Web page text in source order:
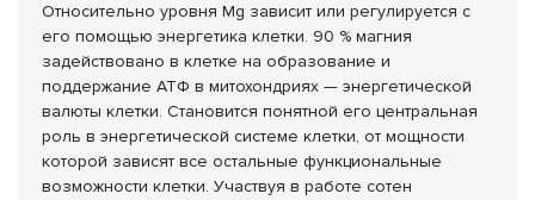
Относительно уровня Mg зависит или регулируется с
его помощью энергетика клетки. 90 % магния
задействовано в клетке на образование и
поддержание АТФ в митохондриях — энергетической
валюты клетки. Становится понятной его центральная
роль в энергетической системе клетки, от мощности
которой зависят все остальные функциональные
возможности клетки. Участвуя в работе сотен